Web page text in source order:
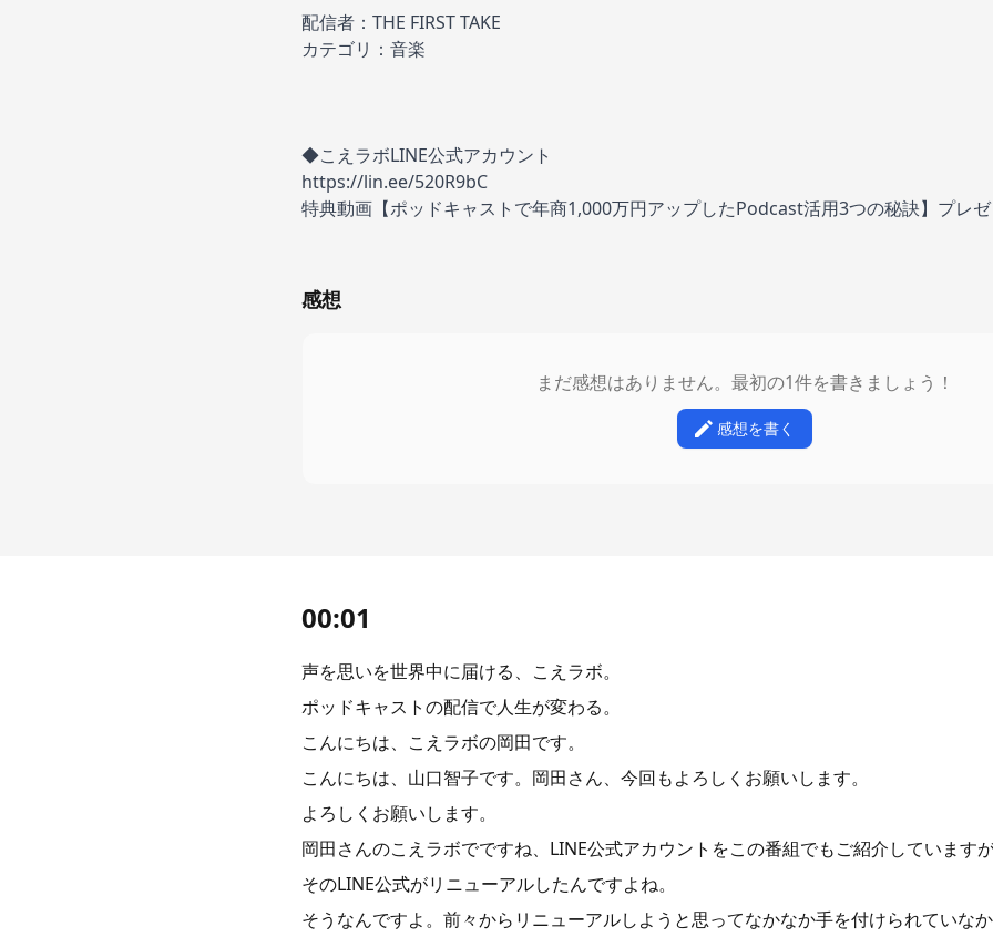
配信者：THE FIRST TAKE
カテゴリ：音楽
◆こえラボLINE公式アカウント
https://lin.ee/520R9bC
特典動画【ポッドキャストで年商1,000万円アップしたPodcast活用3つの秘訣】プレゼ
感想
まだ感想はありません。最初の1件を書きましょう！
感想を書く
00:01
声を思いを世界中に届ける、こえラボ。
ポッドキャストの配信で人生が変わる。
こんにちは、こえラボの岡田です。
こんにちは、山口智子です。岡田さん、今回もよろしくお願いします。
よろしくお願いします。
岡田さんのこえラボでですね、LINE公式アカウントをこの番組でもご紹介していますが
そのLINE公式がリニューアルしたんですよね。
そうなんですよ。前々からリニューアルしようと思ってなかなか手を付けられていなか